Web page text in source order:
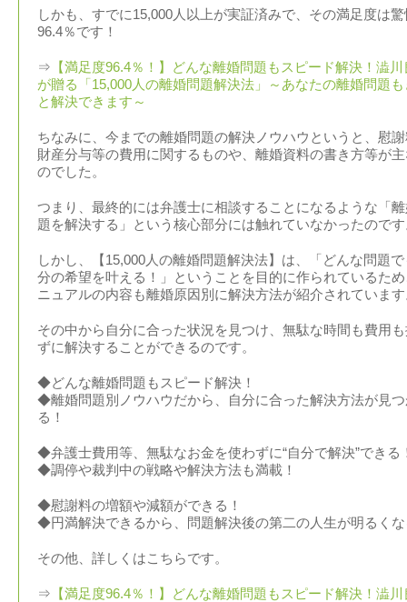
しかも、すでに15,000人以上が実証済みで、その満足度は
96.4％です！
⇒ 【満足度96.4％！】どんな離婚問題もスピード解決！澁川
が贈る「15,000人の離婚問題解決法」～あなたの離婚問題
と解決できます～
ちなみに、今までの離婚問題の解決ノウハウというと、慰
財産分与等の費用に関するものや、離婚資料の書き方等が
のでした。
つまり、最終的には弁護士に相談することになるような「
題を解決する」という核心部分には触れていなかったので
しかし、【15,000人の離婚問題解決法】は、「どんな問題
分の希望を叶える！」ということを目的に作られているた
ニュアルの内容も離婚原因別に解決方法が紹介されていま
その中から自分に合った状況を見つけ、無駄な時間も費用
ずに解決することができるのです。
◆どんな離婚問題もスピード解決！
◆離婚問題別ノウハウだから、自分に合った解決方法が見
る！
◆弁護士費用等、無駄なお金を使わずに“自分で解決”できる
◆調停や裁判中の戦略や解決方法も満載！
◆慰謝料の増額や減額ができる！
◆円満解決できるから、問題解決後の第二の人生が明るく
その他、詳しくはこちらです。
⇒ 【満足度96.4％！】どんな離婚問題もスピード解決！澁川